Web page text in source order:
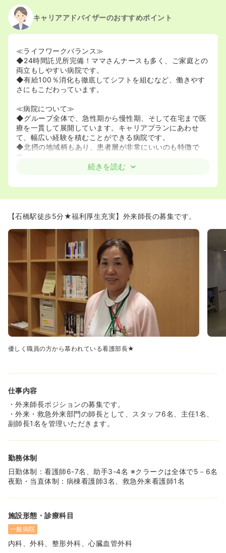
キャリアアドバイザーのおすすめポイント
≪ライフワークバランス≫
◆24時間託児所完備！ママさんナースも多く、ご家庭との
両立もしやすい病院です。
◆有給100％消化も徹底してシフトを組むなど、働きやす
さにもこだわっています。
≪病院について≫
◆グループ全体で、急性期から慢性期、そして在宅まで医
療を一貫して展開しています。キャリアプランにあわせ
て、幅広い経験を積むことができる病院です。
◆北摂の地域柄もあり、患者層が非常にいいのも特徴で
す。
続きを読む
【石橋駅徒歩5分★福利厚生充実】外来師長の募集です。
優しく職員の方から慕われている看護部長★
仕事内容
・外来師長ポジションの募集です。
・外来・救急外来部門の師長として、スタッフ6名、主任1名、
副師長1名を管理いただきます。
勤務体制
日勤体制：看護師6-7名、助手3-4名 ※クラークは全体で5－6名
夜勤・当直体制：病棟看護師3名、救急外来看護師1名
施設形態・診療科目
一般病院
内科、外科、整形外科、心臓血管外科